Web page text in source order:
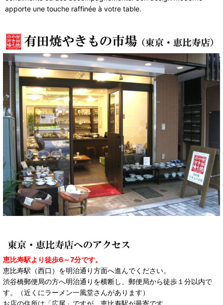
apporte une touche raffinée à votre table.
恵比寿駅より徒歩6～7分です。
恵比寿駅（西口）を明治通り方面へ進んでください。
渋谷橋郵便局の方へ明治通りを横断し、郵便局から徒歩１分以内で
す。（近くにラーメン一風堂さんがあります）
お店の住所は「広尾」ですが、恵比寿駅が最寄です。